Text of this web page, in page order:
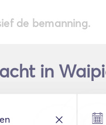
de bemanning.
in